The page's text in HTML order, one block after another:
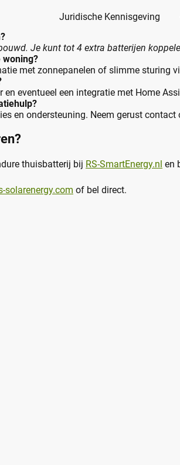
Je kunt tot 4 extra batterijen
woning?
met zonnepanelen of slimme sturing
en eventueel een integratie met Home
en ondersteuning. Neem gerust contact
thuisbatterij bij RS-SmartEnergy.nl en
solarenergy.com of bel direct.
Juridische Kennisgeving